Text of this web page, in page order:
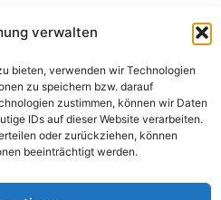
verwalten
bieten, verwenden wir Technologien
zu speichern bzw. darauf
zustimmen, können wir Daten
IDs auf dieser Website verarbeiten.
oder zurückziehen, können
beeinträchtigt werden.
Bergler GmbH
Weg 4, 8054 Graz
/ Österreich​
info@campingbergler.at​